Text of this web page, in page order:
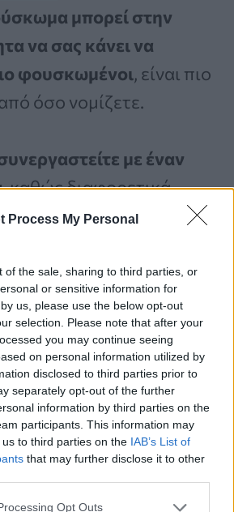
Process My Personal
of the sale, sharing to third parties, or
or sensitive information for
us, please use the below opt-out
selection. Please note that after your
you may continue seeing
on personal information utilized by
disclosed to third parties prior to
separately opt-out of the further
information by third parties on the
participants. This information may
to third parties on the IAB’s List of
that may further disclose it to other
Opt Outs
μπορεί στην
να σας κάνει να
φουσκωμένοι, είναι πιο
όσο νομίζετε.
με έναν
, καθώς διαφορετικά
λειτουργούν για
και καλό
σίγουροι ότι παίρνετε το
προσωπικές σας ανάγκες.
σας σύστημα δεν
του πυελικού
μπορεί να συμβεί όταν
να αποβάλετε τα